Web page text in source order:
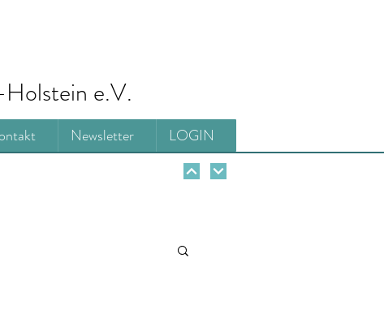
Newsletter LOGIN
Holstein e.V.